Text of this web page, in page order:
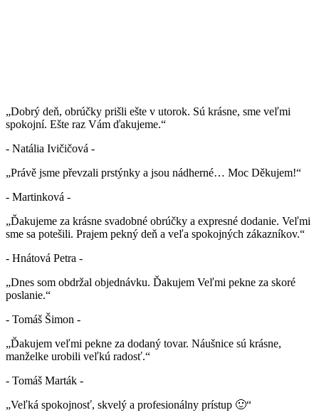
„Dobrý deň, obrúčky prišli ešte v utorok. Sú krásne, sme veľmi
spokojní. Ešte raz Vám ďakujeme.“
- Natália Ivičičová -
„Právě jsme převzali prstýnky a jsou nádherné… Moc Děkujem!“
- Martinková -
„Ďakujeme za krásne svadobné obrúčky a expresné dodanie. Veľmi
sme sa potešili. Prajem pekný deň a veľa spokojných zákazníkov.“
- Hnátová Petra -
„Dnes som obdržal objednávku. Ďakujem Veľmi pekne za skoré
poslanie.“
- Tomáš Šimon -
„Ďakujem veľmi pekne za dodaný tovar. Náušnice sú krásne,
manželke urobili veľkú radosť.“
- Tomáš Marták -
„Veľká spokojnosť, skvelý a profesionálny prístup 🙂“